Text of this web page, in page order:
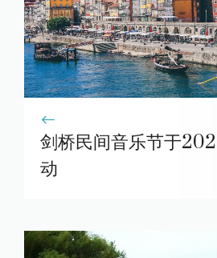
剑桥民间音乐节于
动